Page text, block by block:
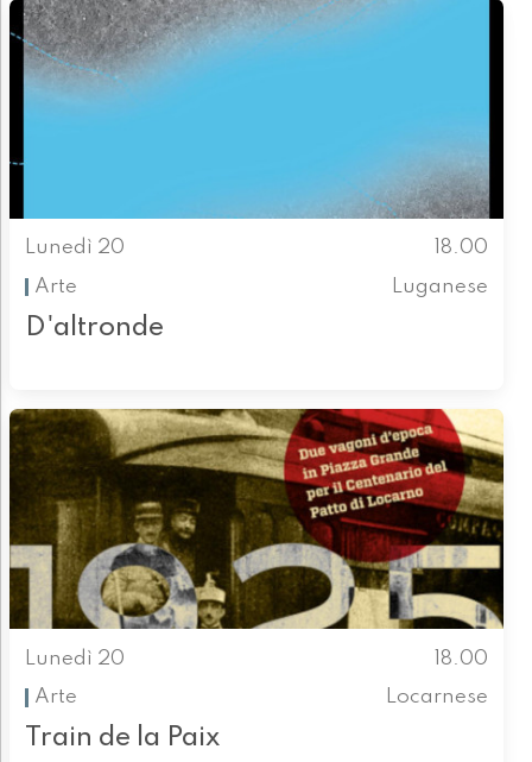
Lunedì 20
18.00
Arte
Luganese
D'altronde
Lunedì 20
18.00
Arte
Locarnese
Train de la Paix